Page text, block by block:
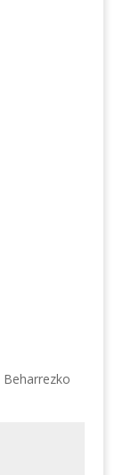
Beharrezko